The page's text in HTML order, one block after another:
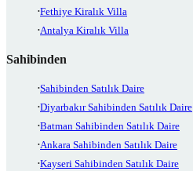
Fethiye Kiralık Villa
Antalya Kiralık Villa
Sahibinden
Sahibinden Satılık Daire
Diyarbakır Sahibinden Satılık Daire
Batman Sahibinden Satılık Daire
Ankara Sahibinden Satılık Daire
Kayseri Sahibinden Satılık Daire